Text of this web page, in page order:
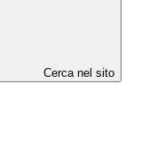
Cerca nel sito